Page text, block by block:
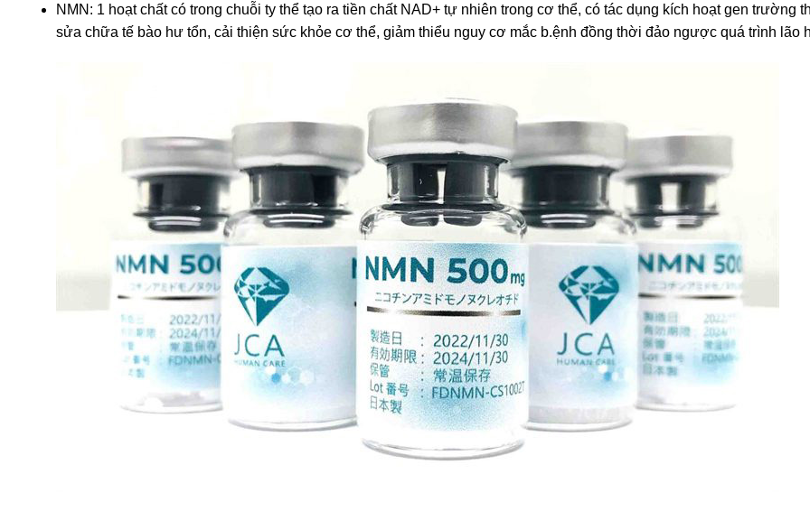
NMN: 1 hoạt chất có trong chuỗi ty thể tạo ra tiền chất NAD+ tự nhiên trong cơ thể, có tác dụng kích hoạt gen trường
sửa chữa tế bào hư tổn, cải thiện sức khỏe cơ thể, giảm thiểu nguy cơ mắc b.ệnh đồng thời đảo ngược quá trình lão